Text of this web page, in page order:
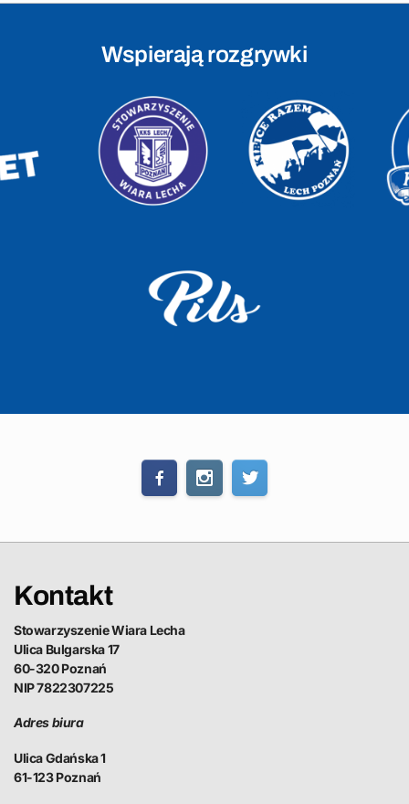
Wspierają rozgrywki
Kontakt
Stowarzyszenie Wiara Lecha
Ulica Bulgarska 17
60-320 Poznań
NIP 7822307225
Adres biura
Ulica Gdańska 1
61-123 Poznań